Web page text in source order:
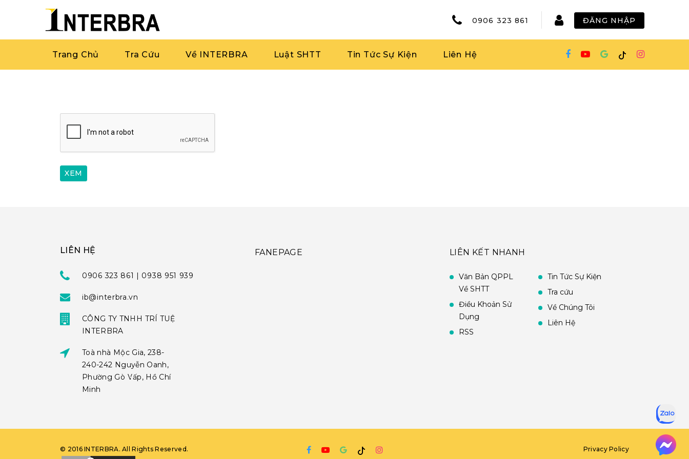
0906 323 861 ĐĂNG NHẬP
Trang Chủ Tra Cứu Về INTERBRA Luật SHTT Tin Tức Sự Kiện Liên Hệ
LIÊN HỆ
0906 323 861 | 0938 951 939
ib@interbra.vn
CÔNG TY TNHH TRÍ TUỆ
INTERBRA
Toà nhà Mộc Gia, 238-
240-242 Nguyễn Oanh,
Phường Gò Vấp, Hồ Chí
Minh
FANEPAGE LIÊN KẾT NHANH
Văn Bản QPPL
Về SHTT
Điều Khoản Sử
Dụng
RSS
Tin Tức Sự Kiện
Tra cứu
Về Chúng Tôi
Liên Hệ
© 2016 INTERBRA. All Rights Reserved. Privacy Policy